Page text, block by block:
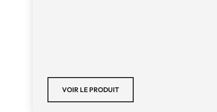
VOIR LE PRODUIT